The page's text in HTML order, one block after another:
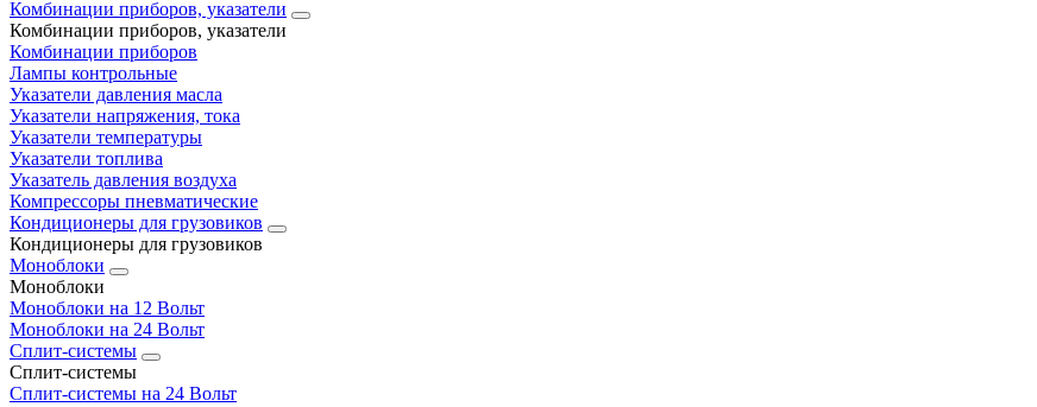
Комбинации приборов, указатели
Комбинации приборов, указатели
Комбинации приборов
Лампы контрольные
Указатели давления масла
Указатели напряжения, тока
Указатели температуры
Указатели топлива
Указатель давления воздуха
Компрессоры пневматические
Кондиционеры для грузовиков
Кондиционеры для грузовиков
Моноблоки
Моноблоки
Моноблоки на 12 Вольт
Моноблоки на 24 Вольт
Сплит-системы
Сплит-системы
Сплит‑системы на 24 Вольт